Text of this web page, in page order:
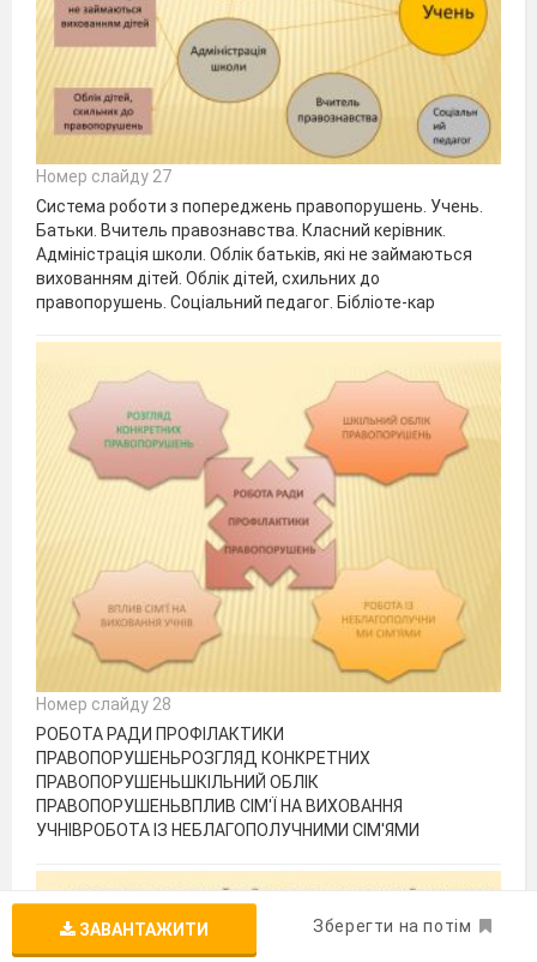
Номер слайду 27
Система роботи з попереджень правопорушень. Учень.
Батьки. Вчитель правознавства. Класний керівник.
Адміністрація школи. Облік батьків, які не займаються
вихованням дітей. Облік дітей, схильних до
правопорушень. Соціальний педагог. Бібліоте-кар
Номер слайду 28
РОБОТА РАДИ ПРОФІЛАКТИКИ
ПРАВОПОРУШЕНЬРОЗГЛЯД КОНКРЕТНИХ
ПРАВОПОРУШЕНЬШКІЛЬНИЙ ОБЛІК
ПРАВОПОРУШЕНЬВПЛИВ СІМ'Ї НА ВИХОВАННЯ
УЧНІВРОБОТА ІЗ НЕБЛАГОПОЛУЧНИМИ СІМ'ЯМИ
ЗАВАНТАЖИТИ Зберегти на потім